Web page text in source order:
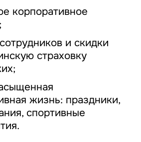
корпоративное
и скидки
страховку
жизнь: праздники,
спортивные